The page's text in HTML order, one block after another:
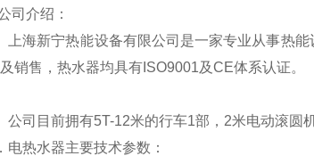
司介绍：
上海新宁热能设备有限公司是一家专业从事热
销售，热水器均具有ISO9001及CE体系认证。
公司目前拥有5T-12米的行车1部，2米电动滚圆
．电热水器主要技术参数：